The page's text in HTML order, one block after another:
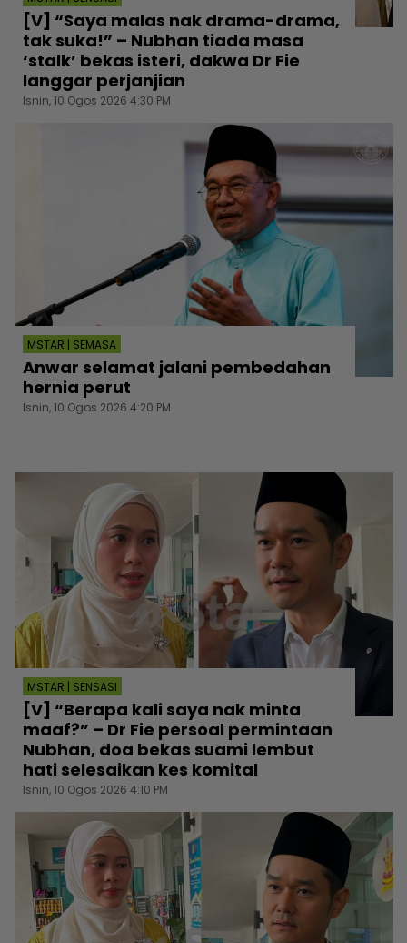
[V] “Saya malas nak drama-drama,
tak suka!” – Nubhan tiada masa
‘stalk’ bekas isteri, dakwa Dr Fie
langgar perjanjian
Isnin, 10 Ogos 2026 4:30 PM
MSTAR | SEMASA
Anwar selamat jalani pembedahan
hernia perut
Isnin, 10 Ogos 2026 4:20 PM
MSTAR | SENSASI
[V] “Berapa kali saya nak minta
maaf?” – Dr Fie persoal permintaan
Nubhan, doa bekas suami lembut
hati selesaikan kes komital
Isnin, 10 Ogos 2026 4:10 PM